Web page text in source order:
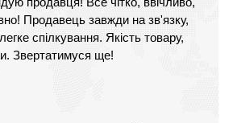
Продавець завжди на зв'язку,
спілкування. Якість товару,
Звертатимуся ще!